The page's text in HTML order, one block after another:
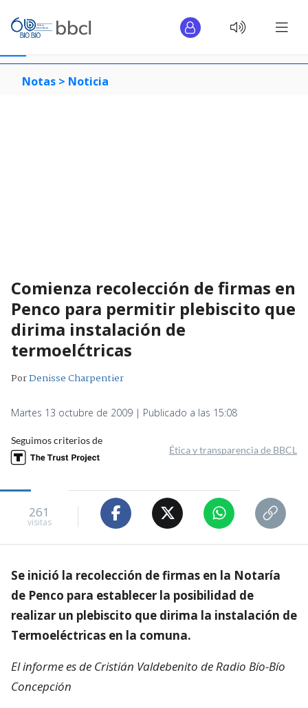
Notas > Noticia
Comienza recolección de firmas en
Penco para permitir plebiscito que
dirima instalación de
termoelćtricas
PorDenisse Charpentier
Martes 13 octubre de 2009 | Publicado a las 15:08
Seguimos criterios de
Ética y transparencia de BBCL
261
visitas
Se inició la recolección de firmas en la Notaría
de Penco para establecer la posibilidad de
realizar un plebiscito que dirima la instalación de
Termoeléctricas en la comuna.
El informe es de Cristián Valdebenito de Radio Bío-Bío
Concepción